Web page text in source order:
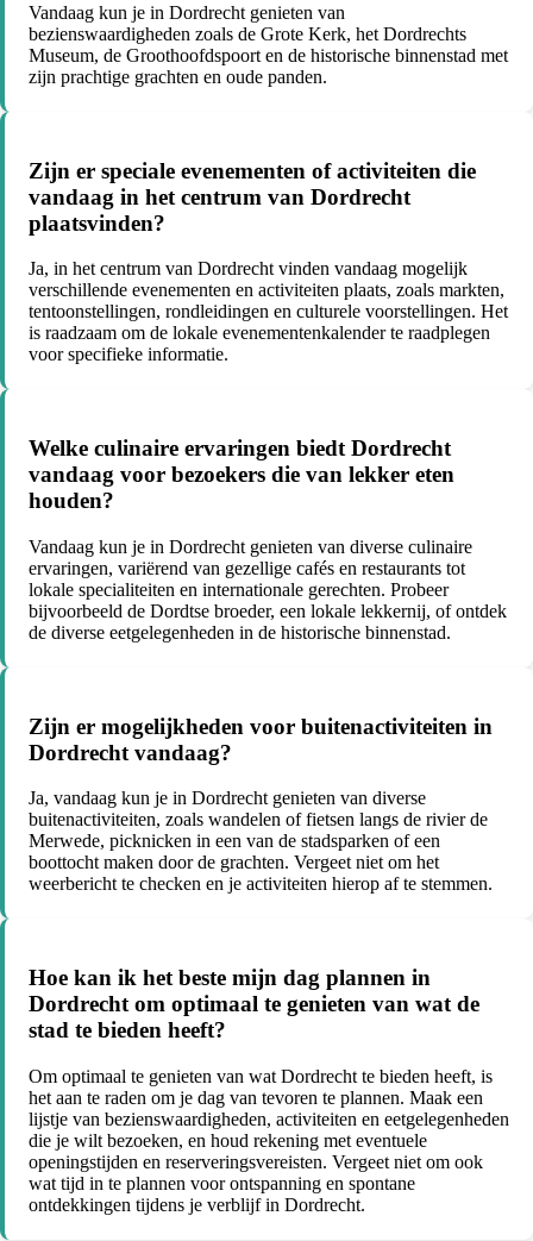
Vandaag kun je in Dordrecht genieten van
bezienswaardigheden zoals de Grote Kerk, het Dordrechts
Museum, de Groothoofdspoort en de historische binnenstad met
zijn prachtige grachten en oude panden.
Zijn er speciale evenementen of activiteiten die
vandaag in het centrum van Dordrecht
plaatsvinden?
Ja, in het centrum van Dordrecht vinden vandaag mogelijk
verschillende evenementen en activiteiten plaats, zoals markten,
tentoonstellingen, rondleidingen en culturele voorstellingen. Het
is raadzaam om de lokale evenementenkalender te raadplegen
voor specifieke informatie.
Welke culinaire ervaringen biedt Dordrecht
vandaag voor bezoekers die van lekker eten
houden?
Vandaag kun je in Dordrecht genieten van diverse culinaire
ervaringen, variërend van gezellige cafés en restaurants tot
lokale specialiteiten en internationale gerechten. Probeer
bijvoorbeeld de Dordtse broeder, een lokale lekkernij, of ontdek
de diverse eetgelegenheden in de historische binnenstad.
Zijn er mogelijkheden voor buitenactiviteiten in
Dordrecht vandaag?
Ja, vandaag kun je in Dordrecht genieten van diverse
buitenactiviteiten, zoals wandelen of fietsen langs de rivier de
Merwede, picknicken in een van de stadsparken of een
boottocht maken door de grachten. Vergeet niet om het
weerbericht te checken en je activiteiten hierop af te stemmen.
Hoe kan ik het beste mijn dag plannen in
Dordrecht om optimaal te genieten van wat de
stad te bieden heeft?
Om optimaal te genieten van wat Dordrecht te bieden heeft, is
het aan te raden om je dag van tevoren te plannen. Maak een
lijstje van bezienswaardigheden, activiteiten en eetgelegenheden
die je wilt bezoeken, en houd rekening met eventuele
openingstijden en reserveringsvereisten. Vergeet niet om ook
wat tijd in te plannen voor ontspanning en spontane
ontdekkingen tijdens je verblijf in Dordrecht.